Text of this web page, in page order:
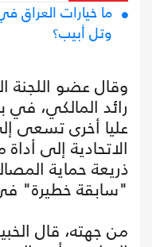
ما خيارات العراق
وتل أبيب؟
وقال عضو اللجنة
رائد المالكي،
عليا أخرى تسعى
الاتحادية إلى
ذريعة حماية
"سابقة خطيرة"
من جهته، قال